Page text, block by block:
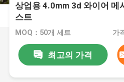
상업용 4.0mm 3d 와이어 메
스트
MOQ：50개 세트 가
최고의 가격